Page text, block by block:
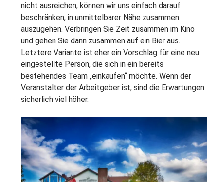
nicht ausreichen, können wir uns einfach darauf
beschränken, in unmittelbarer Nähe zusammen
auszugehen. Verbringen Sie Zeit zusammen im Kino
und gehen Sie dann zusammen auf ein Bier aus.
Letztere Variante ist eher ein Vorschlag für eine neu
eingestellte Person, die sich in ein bereits
bestehendes Team „einkaufen“ möchte. Wenn der
Veranstalter der Arbeitgeber ist, sind die Erwartungen
sicherlich viel höher.